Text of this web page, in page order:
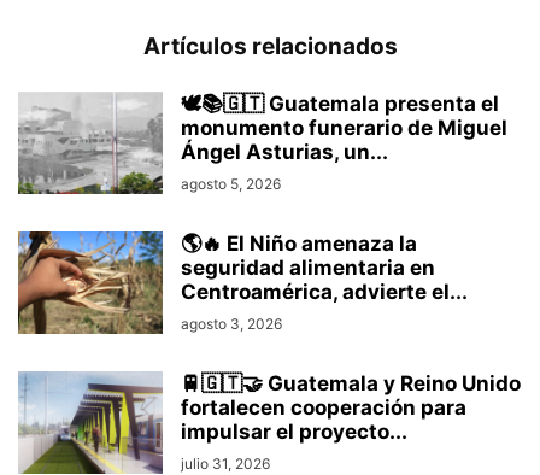
Artículos relacionados
🕊️📚🇬🇹 Guatemala presenta el
monumento funerario de Miguel
Ángel Asturias, un...
agosto 5, 2026
🌎🔥 El Niño amenaza la
seguridad alimentaria en
Centroamérica, advierte el...
agosto 3, 2026
🚆🇬🇹🤝 Guatemala y Reino Unido
fortalecen cooperación para
impulsar el proyecto...
julio 31, 2026